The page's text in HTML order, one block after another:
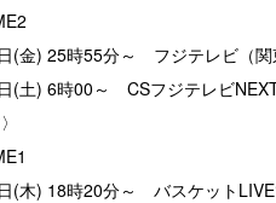
(金) 25時55分～ フジテレビ（関
(土) 6時00～ CSフジテレビ
(木) 18時20分～ バスケット